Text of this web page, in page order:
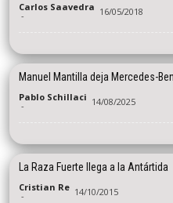
Carlos Saavedra
- 16/05/2018
Manuel Mantilla deja Mercedes-
Pablo Schillaci
- 14/08/2025
La Raza Fuerte llega a la Antártida
Cristian Re
- 14/10/2015